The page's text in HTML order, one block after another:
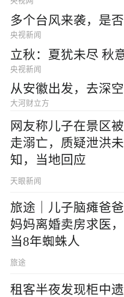
多个台风来袭，是
央视新闻
立秋：夏犹未尽 秋
央视新闻
从安徽出发，去深
大河财立方
网友称儿子在景区
走溺亡，质疑泄洪
知，当地回应
天眼新闻
旅途｜儿子脑瘫爸爸
妈妈离婚卖房求医
当8年蜘蛛人
旅途
租客半夜发现柜中